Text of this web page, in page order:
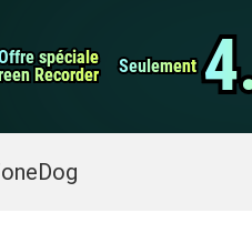
spéciale
spéciale
Recorder
Recorder Seulement
Seulement
d'iPhone
dont vous pourriez avoir